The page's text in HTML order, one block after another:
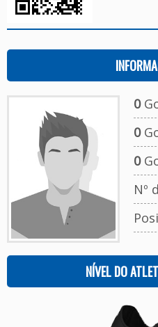
0
0
0
Nº
NÍVEL DO